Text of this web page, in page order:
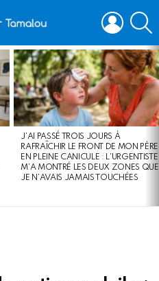
LOGIN
J’AI PASSÉ TROIS JOURS À
RAFRAÎCHIR LE FRONT DE MON PÈRE
EN PLEINE CANICULE : L’URGENTISTE
M’A MONTRÉ LES DEUX ZONES QUE
JE N’AVAIS JAMAIS TOUCHÉES